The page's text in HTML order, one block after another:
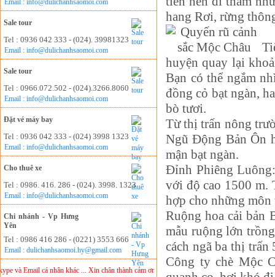
Email : info@dulichanhsaomoi.com
Sale tour
Tel : 0936 042 333 - (024). 39981323
Email : info@dulichanhsaomoi.com
Sale tour
Tel : 0966.072.502 - (024).3266.8060
Email : info@dulichanhsaomoi.com
Đặt vé máy bay
Tel : 0936 042 333 - (024) 3998 1323
Email : info@dulichanhsaomoi.com
Cho thuê xe
Tel : 0986. 416. 286 - (024). 3998. 1323
Email : info@dulichanhsaomoi.com
Chi nhánh - Vp Hưng
Yên
Tel : 0986 416 286 - (0221) 3553 666
Email : dulichanhsaomoi.hy@gmail.com
Lưu ý: DU LỊCH ÁNH SAO MỚI
Email cá nhân khác ... Xin chân thành cảm ơn!
hang Rơi, rừng
huyện quay lại
Bạn có thể ngắm
đồng cỏ bạt ngàn,
bò tươi.
Từ thị trấn nông
Ngũ Động Bản Ôn
mận bạt ngàn.
Đỉnh Phiêng
với độ cao 1500 m.
hợp cho những
Ruộng hoa cải bản
mẫu ruộng lớn
cách ngã ba thị
Công ty chè Mộc